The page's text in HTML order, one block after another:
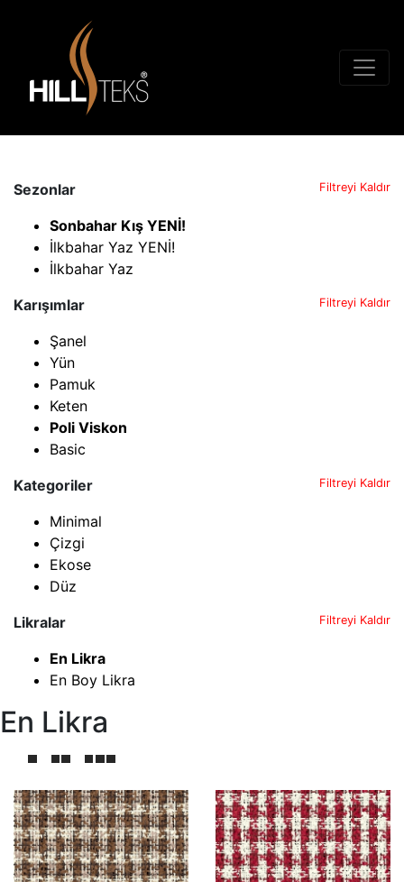
Sezonlar Filtreyi Kaldır
Sonbahar Kış YENİ!
İlkbahar Yaz YENİ!
İlkbahar Yaz
Karışımlar
Filtreyi Kaldır
Şanel
Yün
Pamuk
Keten
Poli Viskon
Basic
Kategoriler
Filtreyi Kaldır
Minimal
Çizgi
Ekose
Düz
Likralar
Filtreyi Kaldır
En Likra
En Boy Likra
En Likra